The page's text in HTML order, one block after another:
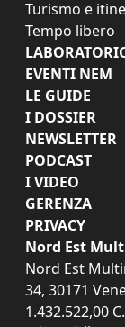
Turismo e
Tempo libero
EVENTI NEM
LE GUIDE
I DOSSIER
NEWSLETTER
PODCAST
I VIDEO
GERENZA
PRIVACY
Nord Est
Nord Est
34, 30171
1.432.522,00